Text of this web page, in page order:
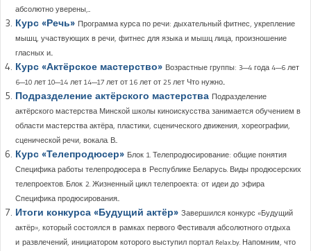
абсолютно уверены,...
Курс «Речь» Программа курса по речи: дыхательный фитнес, укрепление
мышц, участвующих в речи, фитнес для языка и мышц лица, произношение
гласных и...
Курс «Актёрское мастерство» Возрастные группы: 3—4 года 4—6 лет
6—10 лет 10—14 лет 14—17 лет от 16 лет от 25 лет Что нужно...
Подразделение актёрского мастерства Подразделение
актёрского мастерства Минской школы киноискусства занимается обучением в
области мастерства актёра, пластики, сценического движения, хореографии,
сценической речи, вокала. В...
Курс «Телепродюсер» Блок 1. Телепродюсирование: общие понятия
Специфика работы телепродюсера в Республике Беларусь. Виды продюсерских
телепроектов. Блок 2. Жизненный цикл телепроекта: от идеи до эфира
Специфика продюсирования...
Итоги конкурса «Будущий актёр» Завершился конкурс «Будущий
актёр», который состоялся в рамках первого Фестиваля абсолютного отдыха
и развлечений, инициатором которого выступил портал Relax.by. Напомним, что